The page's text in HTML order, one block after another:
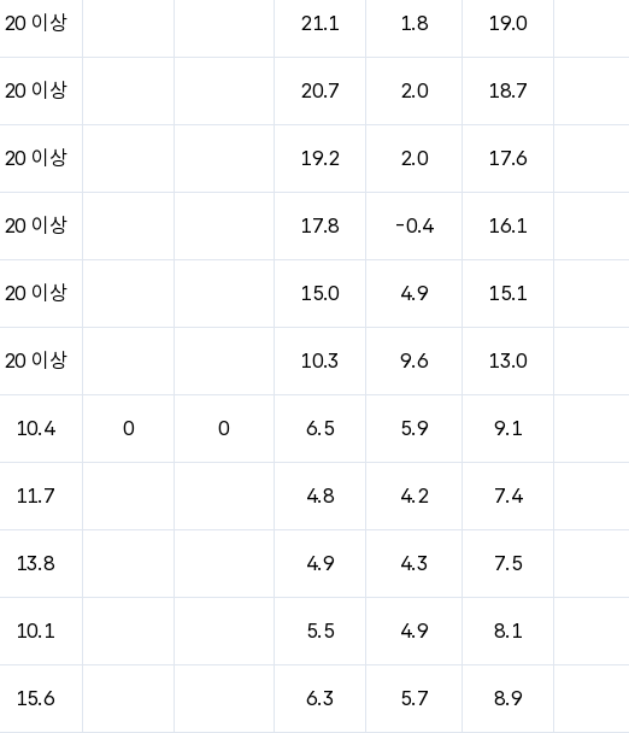
20 이상 21.1 1.8 19.0
20 이상 20.7 2.0 18.7
20 이상 19.2 2.0 17.6
20 이상 17.8 -0.4 16.1
20 이상 15.0 4.9 15.1
20 이상 10.3 9.6 13.0
10.4 0 0 6.5 5.9 9.1
11.7 4.8 4.2 7.4
13.8 4.9 4.3 7.5
10.1 5.5 4.9 8.1
15.6 6.3 5.7 8.9